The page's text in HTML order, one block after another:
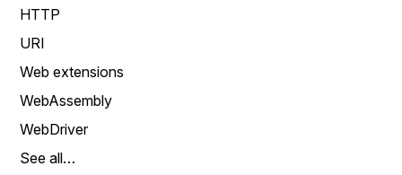
HTTP
URI
Web extensions
WebAssembly
WebDriver
See all…